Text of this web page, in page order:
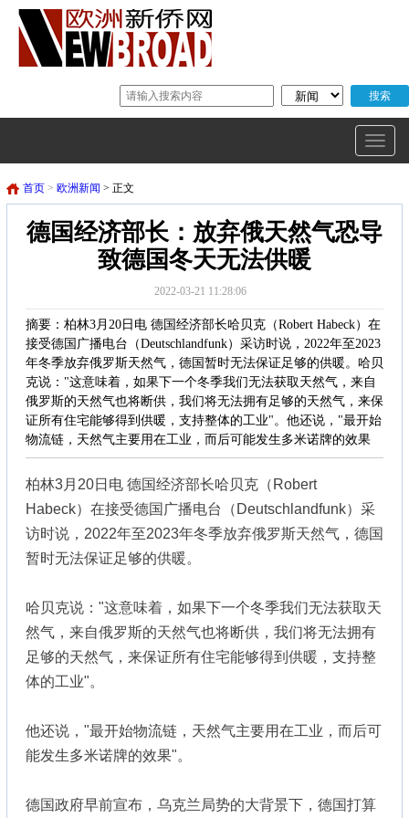
首页 > 欧洲新闻 > 正文
德国经济部长：放弃俄天然气恐导
致德国冬天无法供暖
2022-03-21 11:28:06
摘要：柏林3月20日电 德国经济部长哈贝克（Robert Habeck）在
接受德国广播电台（Deutschlandfunk）采访时说，2022年至2023
年冬季放弃俄罗斯天然气，德国暂时无法保证足够的供暖。哈贝
克说："这意味着，如果下一个冬季我们无法获取天然气，来自
俄罗斯的天然气也将断供，我们将无法拥有足够的天然气，来保
证所有住宅能够得到供暖，支持整体的工业"。他还说，"最开始
物流链，天然气主要用在工业，而后可能发生多米诺牌的效果
柏林3月20日电 德国经济部长哈贝克（Robert
Habeck）在接受德国广播电台（Deutschlandfunk）采
访时说，2022年至2023年冬季放弃俄罗斯天然气，德国
暂时无法保证足够的供暖。
哈贝克说："这意味着，如果下一个冬季我们无法获取天
然气，来自俄罗斯的天然气也将断供，我们将无法拥有
足够的天然气，来保证所有住宅能够得到供暖，支持整
体的工业"。
他还说，"最开始物流链，天然气主要用在工业，而后可
能发生多米诺牌的效果"。
德国政府早前宣布，乌克兰局势的大背景下，德国打算